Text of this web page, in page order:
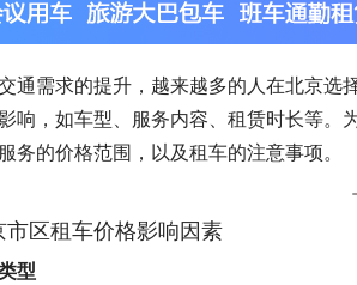
通需求的提升，越来越多的人在北京选
响，如车型、服务内容、租赁时长等。
务的价格范围，以及租车的注意事项。
市区租车价格影响因素
型